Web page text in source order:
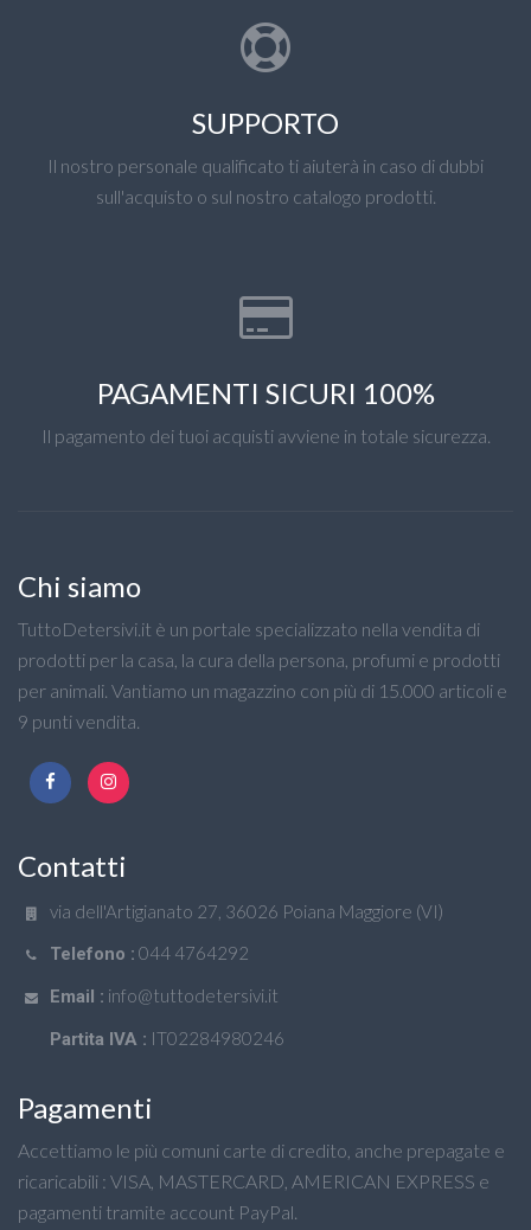
SUPPORTO
Il nostro personale qualificato ti aiuterà in caso di dubbi
sull'acquisto o sul nostro catalogo prodotti.
PAGAMENTI SICURI 100%
Il pagamento dei tuoi acquisti avviene in totale sicurezza.
Chi siamo
TuttoDetersivi.it è un portale specializzato nella vendita di
prodotti per la casa, la cura della persona, profumi e prodotti
per animali. Vantiamo un magazzino con più di 15.000 articoli e
9 punti vendita.
Contatti
via dell'Artigianato 27, 36026 Poiana Maggiore (VI)
Telefono : 044 4764292
Email : info@tuttodetersivi.it
Partita IVA : IT02284980246
Pagamenti
Accettiamo le più comuni carte di credito, anche prepagate e
ricaricabili : VISA, MASTERCARD, AMERICAN EXPRESS e
pagamenti tramite account PayPal.